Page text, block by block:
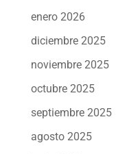
enero 2026
diciembre 2025
noviembre 2025
octubre 2025
septiembre 2025
agosto 2025